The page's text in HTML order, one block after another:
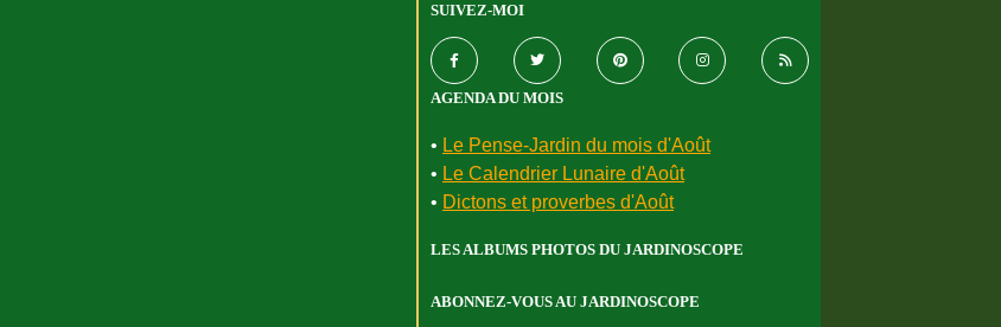
SUIVEZ-MOI
AGENDA DU MOIS
• Le Pense-Jardin du mois d'Août
• Le Calendrier Lunaire d'Août
• Dictons et proverbes d'Août
LES ALBUMS PHOTOS DU JARDINOSCOPE
ABONNEZ-VOUS AU JARDINOSCOPE